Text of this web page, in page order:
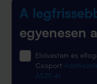
A
egyenesen
Elolvastam és
Csoport
ÁSZF-ét